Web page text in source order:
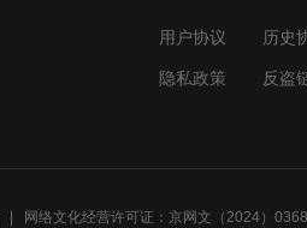
用户协议 历史
隐私政策 反盗
网络文化经营许可证：京网文（2024）